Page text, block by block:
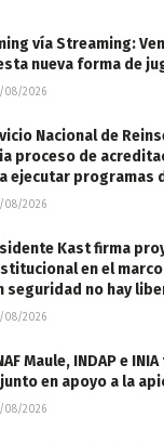
vía Streaming:
nueva forma de
08/2026
Nacional de
proceso de
ejecutar programas
08/2026
Kast firma
en el marco
seguridad no hay
08/2026
Maule, INDAP e
en apoyo a la
08/2026